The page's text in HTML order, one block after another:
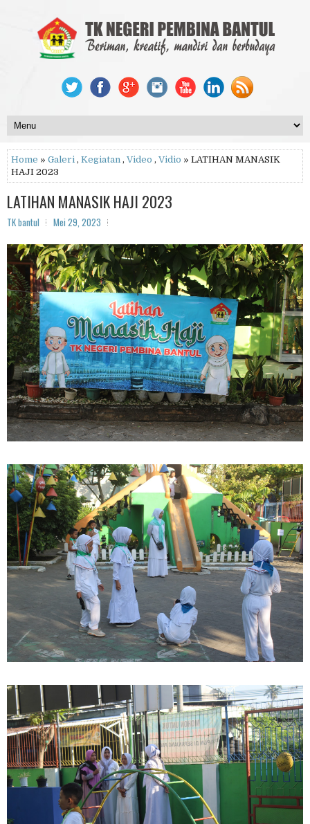
Home » Galeri , Kegiatan , Video , Vidio » LATIHAN MANASIK
HAJI 2023
LATIHAN MANASIK HAJI 2023
TK bantul Mei 29, 2023